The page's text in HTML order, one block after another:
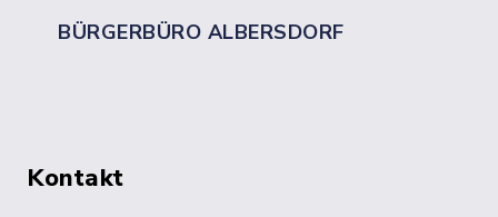
BÜRGERBÜRO ALBERSDORF
Kontakt